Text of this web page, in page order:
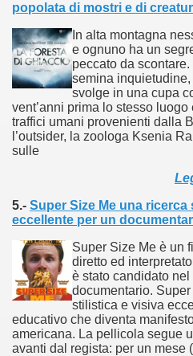
popolata di mostri e di
In alta montagna
e ognuno ha un
peccato da
semina
svolge in una cupa
vent’anni prima lo stesso
traffici umani provenienti dalla
l’outsider, la zoologa Ksenia
sulle
5.- Super Size Me una
eccellente per un
Super Size Me è un
diretto ed
è stato candidato
documentario.
stilistica e visiva
educativo che diventa
americana. La pellicola segue
avanti dal regista: per un mese
minacce e la vita sotto scorta.
e nel sogno di dominio
40 milioni di insetti
nella cultura contemporanea.
Se Ti Piacciono nel
e suspense a cui fa da
e suspense a cui fa da